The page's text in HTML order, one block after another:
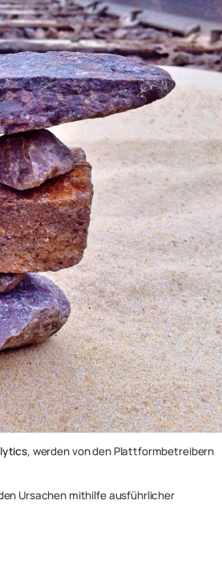
, werden von den Plattformbetreibern
Ursachen mithilfe ausführlicher